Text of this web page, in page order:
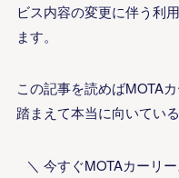
ビス内容の変更に伴う利
ます。
この記事を読めばMOTA
踏まえて本当に向いてい
＼ 今すぐMOTAカーリ